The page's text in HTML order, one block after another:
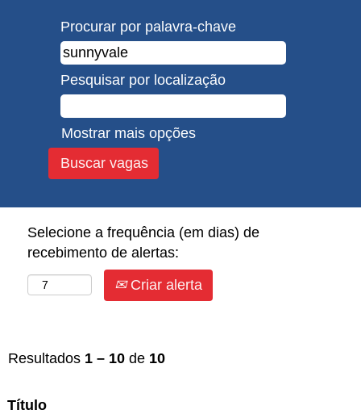
Procurar por palavra-chave
Pesquisar por localização
Mostrar mais opções
Selecione a frequência (em dias) de
recebimento de alertas:
Criar alerta
Resultados 1 – 10 de 10
Título